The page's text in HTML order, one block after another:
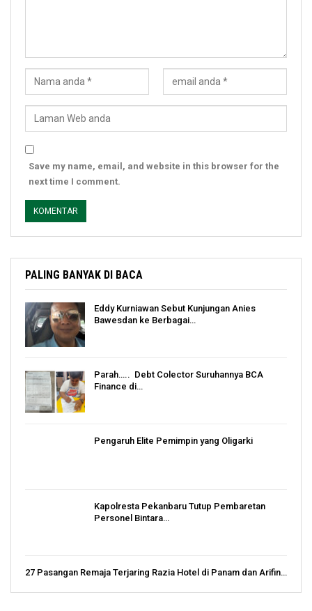
Save my name, email, and website in this browser for the
next time I comment.
PALING BANYAK DI BACA
Eddy Kurniawan Sebut Kunjungan Anies
Bawesdan ke Berbagai…
Parah….. Debt Colector Suruhannya BCA
Finance di…
Pengaruh Elite Pemimpin yang Oligarki
Kapolresta Pekanbaru Tutup Pembaretan
Personel Bintara…
27 Pasangan Remaja Terjaring Razia Hotel di Panam dan Arifin…